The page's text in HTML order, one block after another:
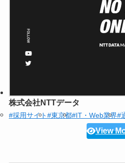
株式会社NTTデータ
#採用サイト#東京都#IT・Web業界#
View